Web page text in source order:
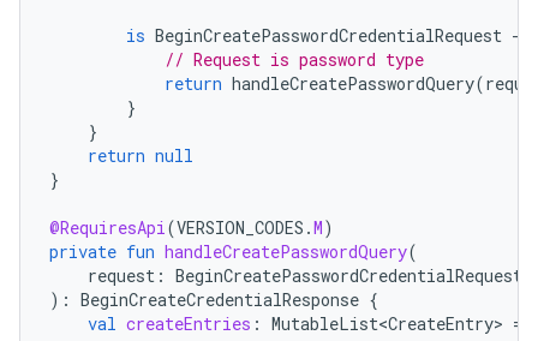
is BeginCreatePasswordCredentialRequest -
// Request is password type
return handleCreatePasswordQuery(
}
}
return null
}
@RequiresApi(VERSION_CODES .M)
private fun handleCreatePasswordQuery(
request : BeginCreatePasswordCredentialRequest
): BeginCreateCredentialResponse {
val createEntries : MutableList<CreateEntry> =